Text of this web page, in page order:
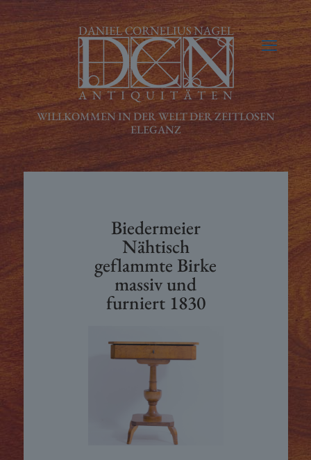
Biedermeier
Nähtisch
geflammte Birke
massiv und
furniert 1830